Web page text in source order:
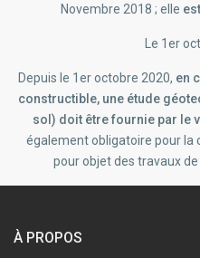
Novembre 2018 ; elle est
Le 1er
Depuis le 1er octobre 2020, en
constructible, une étude
sol) doit être fournie par le
également obligatoire pour la
pour objet des travaux
À PROPOS